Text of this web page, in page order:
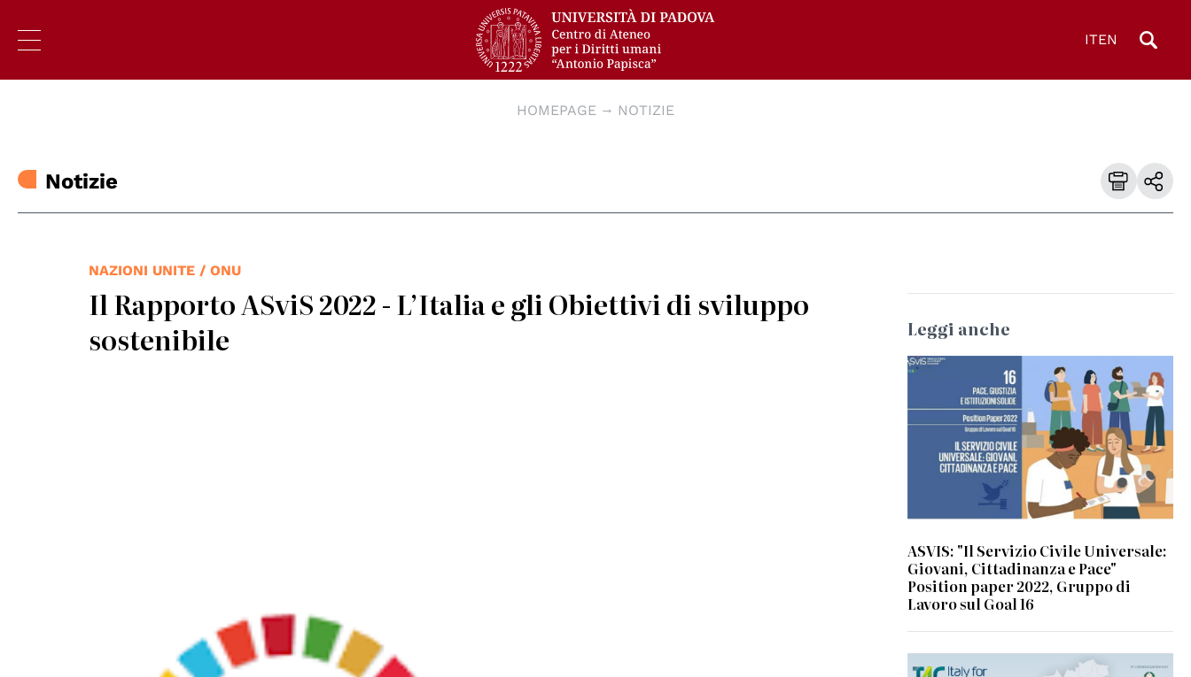
ITEN
HOMEPAGE NOTIZIE
Notizie
NAZIONI UNITE / ONU
Il Rapporto ASviS 2022 - L’Italia e gli Obiettivi di sviluppo
sostenibile
Leggi anche
ASVIS: "Il Servizio Civile Universale:
Giovani, Cittadinanza e Pace"
Position paper 2022, Gruppo di
Lavoro sul Goal 16